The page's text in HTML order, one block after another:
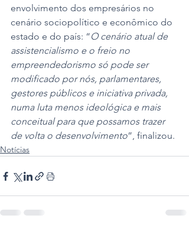
envolvimento dos empresários no
cenário sociopolítico e econômico do
estado e do país: “O cenário atual de
assistencialismo e o freio no
empreendedorismo só pode ser
modificado por nós, parlamentares,
gestores públicos e iniciativa privada,
numa luta menos ideológica e mais
conceitual para que possamos trazer
de volta o desenvolvimento”, finalizou.
Notícias